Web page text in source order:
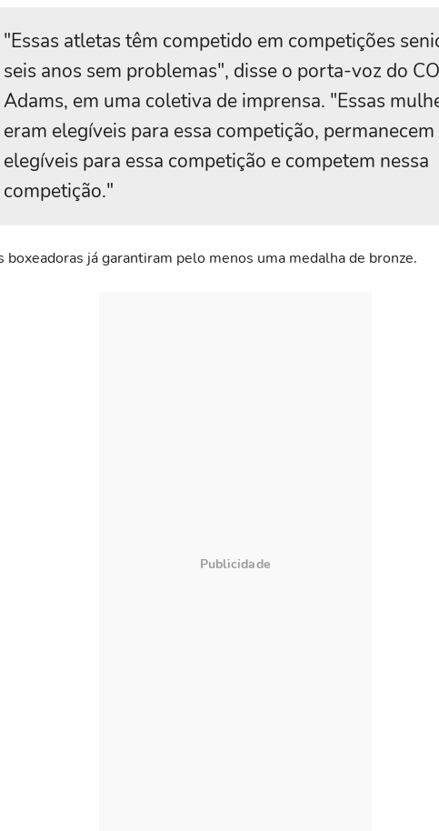
"Essas atletas têm competido em competições
seis anos sem problemas", disse o porta-voz do
Adams, em uma coletiva de imprensa. "Essas
eram elegíveis para essa competição, permanecem
elegíveis para essa competição e competem nessa
competição."
boxeadoras já garantiram pelo menos uma medalha de bronze.